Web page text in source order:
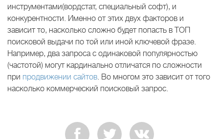
инструментами(вордстат, специальный софт), и
конкурентности. Именно от этих двух факторов и
зависит то, насколько сложно будет попасть в ТОП
поисковой выдачи по той или иной ключевой фразе.
Например, два запроса с одинаковой популярностью
(частотой) могут кардинально отличатся по сложности
при продвижении сайтов. Во многом это зависит от того
насколько коммерческий поисковый запрос.